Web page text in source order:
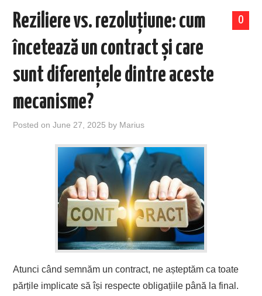
0
Reziliere vs. rezoluțiune: cum
încetează un contract și care
sunt diferențele dintre aceste
mecanisme?
Posted onJune 27, 2025 by Marius
Atunci când semnăm un contract, ne așteptăm ca toate
părțile implicate să își respecte obligațiile până la final.